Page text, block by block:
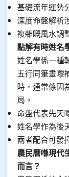
基礎流年運勢
深度命盤解析
複雜嘅風水調
點解有時姓名
姓名學係一種
五行同筆畫嚟
時，通常係因
局。
命盤代表先天
姓名學作為後
兩者配合可發
農民曆喺現代
而言？